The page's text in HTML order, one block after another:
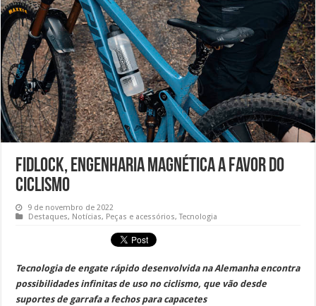
Fidlock, engenharia magnética a favor do
ciclismo
9 de novembro de 2022
Destaques, Notícias, Peças e acessórios,Tecnologia
Tecnologia de engate rápido desenvolvida na Alemanha encontra
possibilidades infinitas de uso no ciclismo, que vão desde
suportes de garrafa a fechos para capacetes